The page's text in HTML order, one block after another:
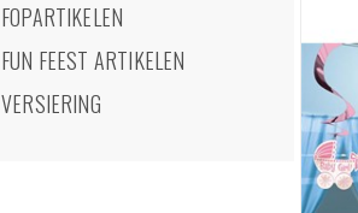
FOPARTIKELEN
FUN FEEST ARTIKELEN
VERSIERING